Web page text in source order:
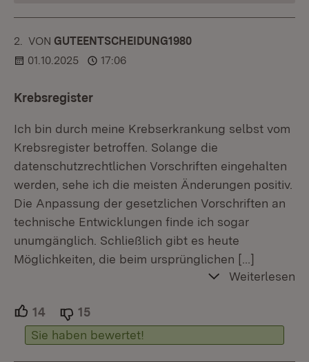
2. KOMMENTAR
VON :GUTEENTSCHEIDUNG1980
01.10.2025
17:06
Krebsregister
Ich bin durch meine Krebserkrankung selbst vom
Krebsregister betroffen. Solange die
datenschutzrechtlichen Vorschriften eingehalten
werden, sehe ich die meisten Änderungen positiv.
Die Anpassung der gesetzlichen Vorschriften an
technische Entwicklungen finde ich sogar
unumgänglich. Schließlich gibt es heute
Möglichkeiten, die beim ursprünglichen […]
Weiterlesen
14 Unterstützer.
15
Sie haben bewertet!